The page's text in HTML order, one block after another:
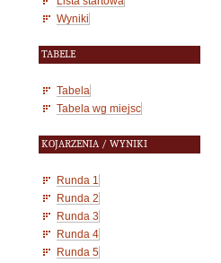
Wyniki
TABELE
Tabela
Tabela wg miejsc
KOJARZENIA / WYNIKI
Runda 1
Runda 2
Runda 3
Runda 4
Runda 5